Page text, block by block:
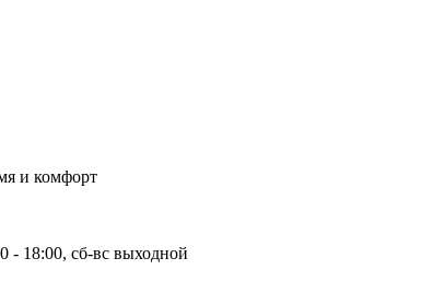
и комфорт
- 18:00, сб-вс выходной